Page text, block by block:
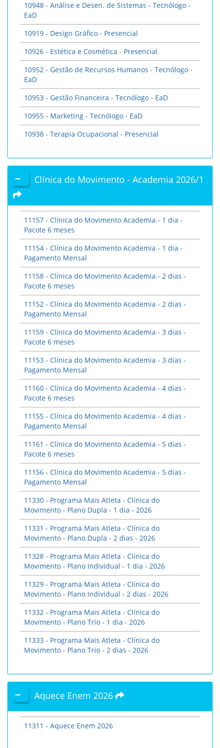
10948 - Análise e Desen. de Sistemas - Tecnólogo -
EaD
10919 - Design Gráfico - Presencial
10926 - Estética e Cosmética - Presencial
10952 - Gestão de Recursos Humanos - Tecnólogo -
EaD
10953 - Gestão Financeira - Tecnólogo - EaD
10955 - Marketing - Tecnólogo - EaD
10938 - Terapia Ocupacional - Presencial
Clínica do Movimento - Academia 2026/1
11157 - Clínica do Movimento Academia - 1 dia -
Pacote 6 meses
11154 - Clínica do Movimento Academia - 1 dia -
Pagamento Mensal
11158 - Clínica do Movimento Academia - 2 dias -
Pacote 6 meses
11152 - Clínica do Movimento Academia - 2 dias -
Pagamento Mensal
11159 - Clínica do Movimento Academia - 3 dias -
Pacote 6 meses
11153 - Clínica do Movimento Academia - 3 dias -
Pagamento Mensal
11160 - Clínica do Movimento Academia - 4 dias -
Pacote 6 meses
11155 - Clínica do Movimento Academia - 4 dias -
Pagamento Mensal
11161 - Clínica do Movimento Academia - 5 dias -
Pacote 6 meses
11156 - Clínica do Movimento Academia - 5 dias -
Pagamento Mensal
11330 - Programa Mais Atleta - Clínica do
Movimento - Plano Dupla - 1 dia - 2026
11331 - Programa Mais Atleta - Clínica do
Movimento - Plano Dupla - 2 dias - 2026
11328 - Programa Mais Atleta - Clínica do
Movimento - Plano Individual - 1 dia - 2026
11329 - Programa Mais Atleta - Clínica do
Movimento - Plano Individual - 2 dias - 2026
11332 - Programa Mais Atleta - Clínica do
Movimento - Plano Trio - 1 dia - 2026
11333 - Programa Mais Atleta - Clínica do
Movimento - Plano Trio - 2 dias - 2026
Aquece Enem 2026
11311 - Aquece Enem 2026